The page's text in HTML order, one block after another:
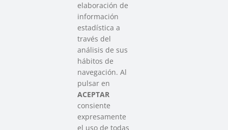
SAREEN SAREA
Asociación que agrupa a las redes
del Tercer Sector Social en Euskadi
Contacto
elaboración de
información
estadística a
través del
análisis de sus
hábitos de
navegación. Al
pulsar en
ACEPTAR
consiente
expresamente
el uso de todas